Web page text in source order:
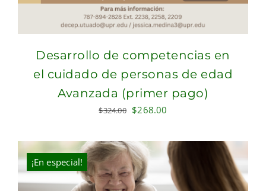
Desarrollo de competencias en
el cuidado de personas de edad
Avanzada (primer pago)
$324.00 Original
was:
$324.00.
$268.00
is:
$268.00.
¡En especial!